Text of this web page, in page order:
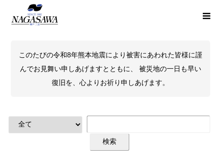
このたびの令和8年熊本地震により被害にあわれた皆様に謹
んでお見舞い申しあげますとともに、 被災地の一日も早い
復旧を、心よりお祈り申しあげます。